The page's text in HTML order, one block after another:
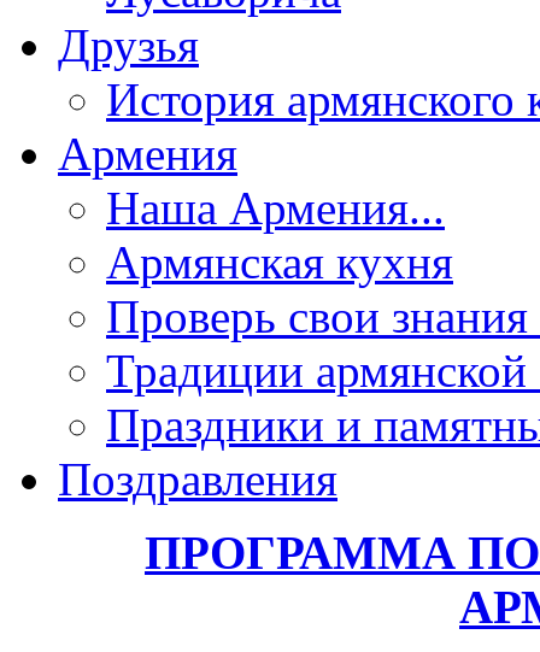
Друзья
История армянского
Армения
Наша Армения...
Армянская кухня
Проверь свои
Традиции армянской
Праздники и
Поздравления
ПРОГРАММА